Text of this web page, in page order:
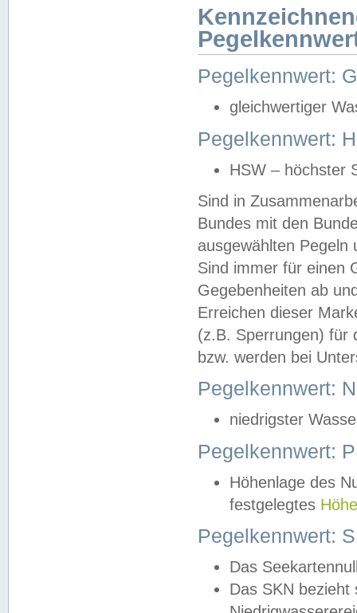
Pegelkennwert:
gleichwertiger
Pegelkennwert:
HSW – höchster
Sind in
Bundes mit den
ausgewählten
Sind immer für einen
Gegebenheiten ab
Erreichen dieser
(z.B. Sperrungen) für
bzw. werden bei
Pegelkennwert:
niedrigster
Pegelkennwert:
Höhenlage des
festgelegtes
Pegelkennwert:
Das
Das SKN